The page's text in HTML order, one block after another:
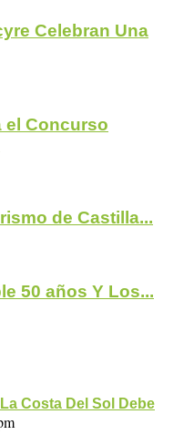
Celebran Una
el Concurso
de Castilla...
50 años Y Los...
Costa Del Sol Debe